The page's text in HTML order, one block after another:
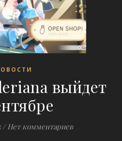
выйдет
/ Нет комментариев